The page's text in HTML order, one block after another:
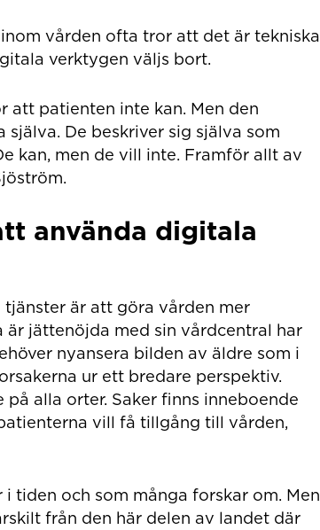
vården ofta tror att det är tekniska
verktygen väljs bort.
att patienten inte kan. Men den
De beskriver sig själva som
kan, men de vill inte. Framför allt av
använda digitala
är att göra vården mer
jättenöjda med sin vårdcentral har
nyansera bilden av äldre som i
ur ett bredare perspektiv.
alla orter. Saker finns inneboende
vill få tillgång till vården,
tiden och som många forskar om. Men
från den här delen av landet där